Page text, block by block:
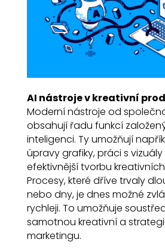
AI nástroje v kreativní
Moderní nástroje od
obsahují řadu funkcí
inteligenci. Ty umožňují
úpravy grafiky, práci s
efektivnější tvorbu
Procesy, které dříve trvaly
nebo dny, je dnes možné
rychleji. To umožňuje
samotnou kreativní a
marketingu.